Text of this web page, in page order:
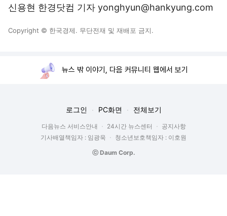
신용현 한경닷컴 기자 yonghyun@hankyung.com
Copyright © 한국경제. 무단전재 및 재배포 금지.
뉴스 밖 이야기, 다음 커뮤니티 웹에서 보기
로그인 PC화면 전체보기
다음뉴스 서비스안내 24시간 뉴스센터
공지사항
기사배열책임자 : 임광욱
청소년보호책임자 : 이호원
ⓒ Daum Corp.